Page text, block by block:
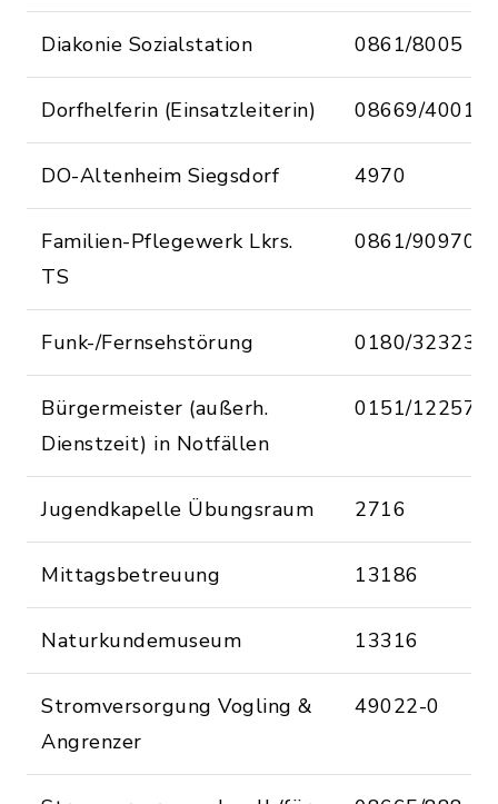
Diakonie Sozialstation 0861/8005
Dorfhelferin (Einsatzleiterin) 08669/4001
DO-Altenheim Siegsdorf 4970
Familien-Pflegewerk Lkrs.
TS
0861/
Funk-/Fernsehstörung 0180/
Bürgermeister (außerh.
Dienstzeit) in Notfällen
0151/
Jugendkapelle Übungsraum 2716
Mittagsbetreuung 13186
Naturkundemuseum 13316
Stromversorgung Vogling &
Angrenzer
49022-0